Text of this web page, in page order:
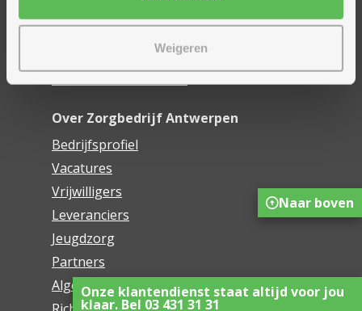
Weigeren
Onze klantendienst staat altijd voor jou
klaar. Bel 03 431 31 31
Onze innovaties
Over Zorgbedrijf Antwerpen
Bedrijfsprofiel
Vacatures
Vrijwilligers
Leveranciers
Jeugdzorg
Partners
Algemene voorwaarden
Naar boven